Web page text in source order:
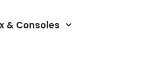
& Consoles